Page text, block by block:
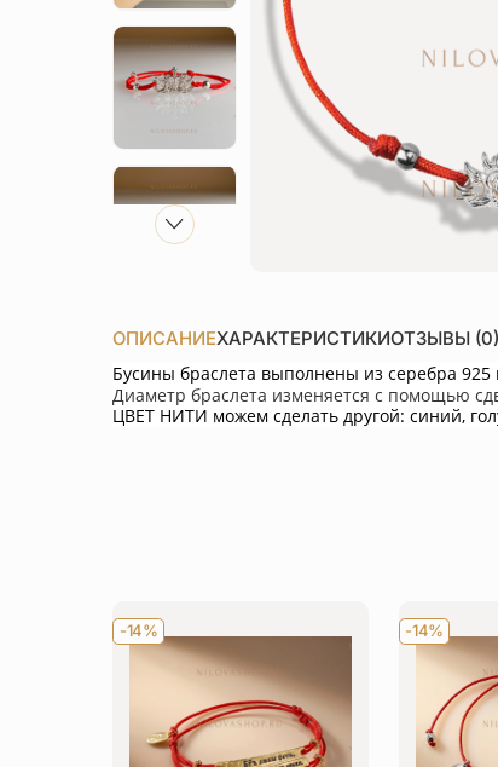
ОПИСАНИЕХАРАКТЕРИСТИКИОТЗЫВЫ (0)
Бусины браслета выполнены из серебра 925
Диаметр браслета изменяется с помощью
ЦВЕТ НИТИ можем сделать другой: синий,
-14% -14%